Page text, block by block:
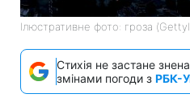
Ілюстративне фото: гроза
Стихія не застане
змінами погоди з РБК-